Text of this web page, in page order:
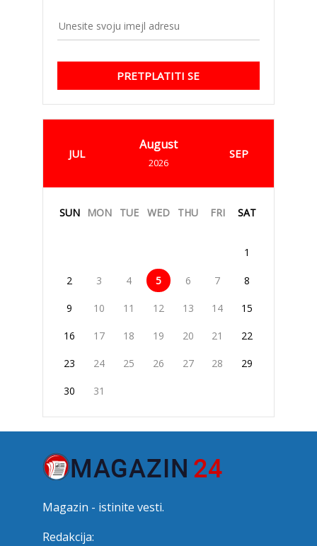
PRETPLATITI SE
JUL
August
2026
SEP
SUN MON TUE WED THU FRI SAT
1
2 3 4 5 6 7 8
9 10 11 12 13 14 15
16 17 18 19 20 21 22
23 24 25 26 27 28 29
30 31
Magazin - istinite vesti.
Redakcija: